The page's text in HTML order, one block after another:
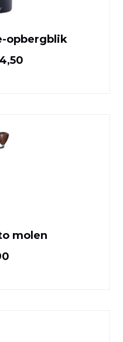
opbergblik
prijs
molen
prijs